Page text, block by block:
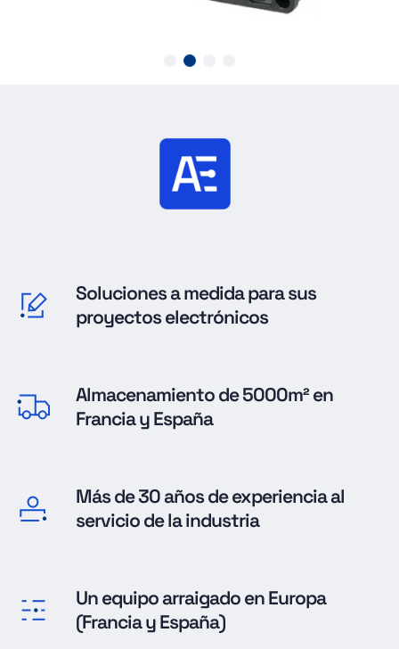
Soluciones a medida para sus
proyectos electrónicos
Almacenamiento de 5000m² en
Francia y España
Más de 30 años de experiencia al
servicio de la industria
Un equipo arraigado en Europa
(Francia y España)